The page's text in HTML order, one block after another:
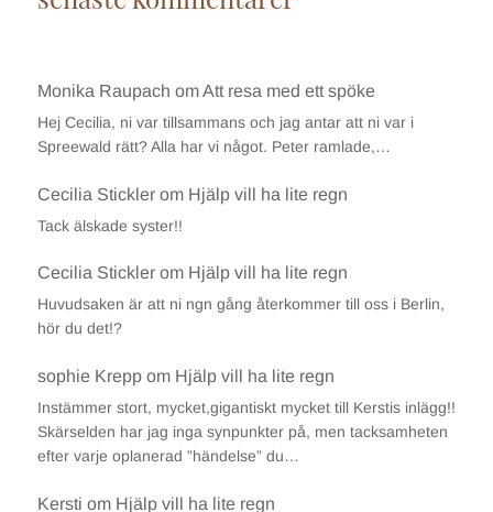
Monika Raupach omAtt resa med ett spöke
Hej Cecilia, ni var tillsammans och jag antar att ni var i
Spreewald rätt? Alla har vi något. Peter ramlade,…
Cecilia Sticklerom Hjälp vill ha lite regn
Tack älskade syster!!
Cecilia Sticklerom Hjälp vill ha lite regn
Huvudsaken är att ni ngn gång återkommer till oss i Berlin,
hör du det!?
sophie Kreppom Hjälp vill ha lite regn
Instämmer stort, mycket,gigantiskt mycket till Kerstis inlägg!!
Skärselden har jag inga synpunkter på, men tacksamheten
efter varje oplanerad ”händelse” du…
Kersti om Hjälp vill ha lite regn